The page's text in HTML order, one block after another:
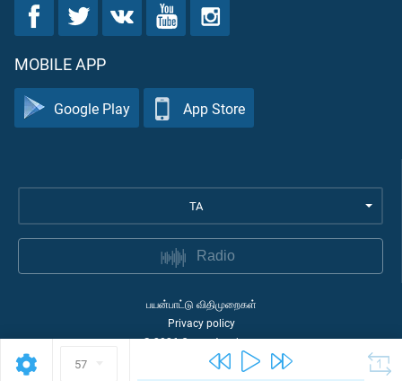
57
MOBILE APP
Google Play App Store
TA
Radio
பயன்பாட்டு விதிமுறைகள்
Privacy policy
©2026Quran Academy